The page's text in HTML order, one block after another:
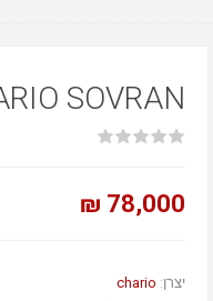
SOVRAN
78,000 ₪
יצרן: chario